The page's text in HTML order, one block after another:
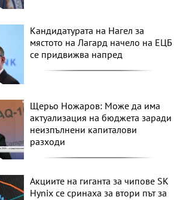
Кандидатурата на Нагел за
мястото на Лагард начело на ЕЦБ
се придвижва напред
Щерьо Ножаров: Може да има
актуализация на бюджета заради
неизпълнени капиталови
разходи
Акциите на гиганта за чипове SK
Hynix се сринаха за втори път за